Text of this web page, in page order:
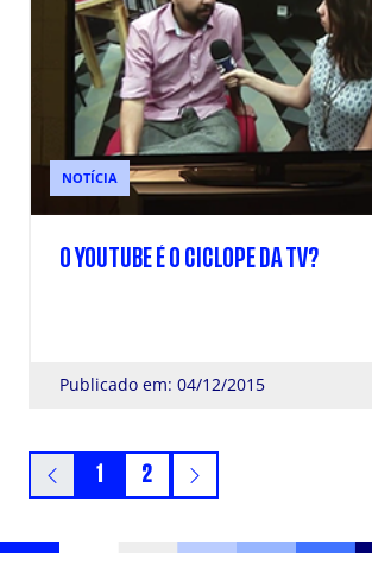
NOTÍCIA
O YOUTUBE É O CICLOPE DA TV?
Publicado em: 04/12/2015
1 2